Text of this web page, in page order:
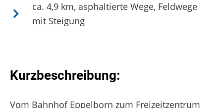
ca. 4,9 km, asphaltierte Wege, Feldwege
mit Steigung
Kurzbeschreibung:
Vom Bahnhof Eppelborn zum Freizeitzentrum